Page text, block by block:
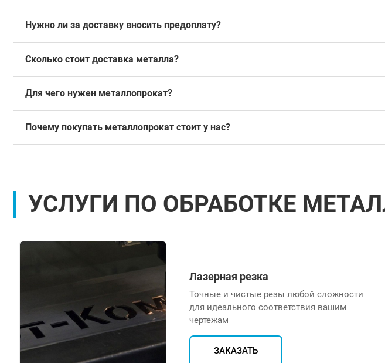
Нужно ли за доставку вносить предоплату?
Сколько стоит доставка металла?
Для чего нужен металлопрокат?
Почему покупать металлопрокат стоит у нас?
УСЛУГИ ПО ОБРАБОТКЕ
Лазерная резка
Точные и чистые резы любой сложности
для идеального соответствия вашим
чертежам
ЗАКАЗАТЬ